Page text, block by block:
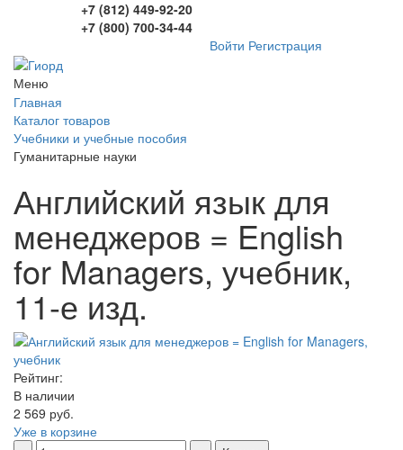
+7 (812) 449-92-20
+7 (800) 700-34-44
Войти Регистрация
Меню
Главная
Каталог товаров
Учебники и учебные пособия
Гуманитарные науки
Английский язык для
менеджеров = English
for Managers, учебник,
11-е изд.
Рейтинг:
В наличии
2 569 руб.
Уже в корзине